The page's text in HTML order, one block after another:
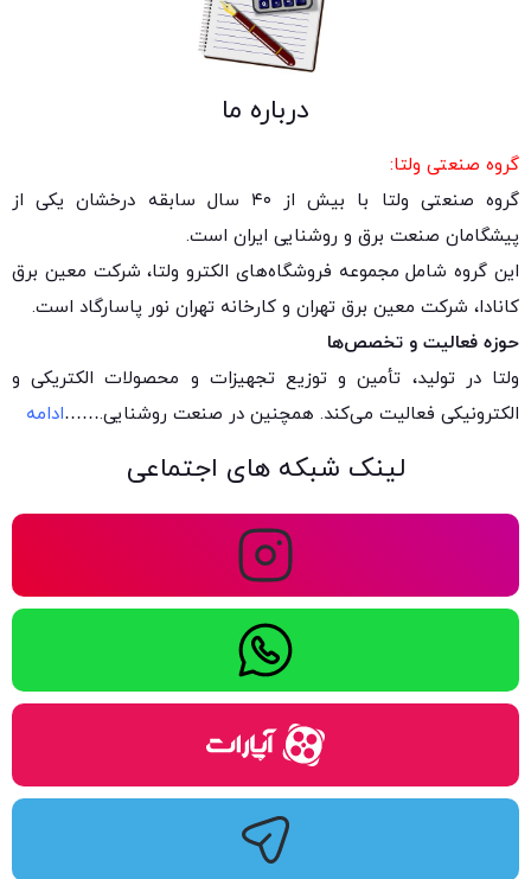
درباره ما
گروه صنعتی ولتا:
گروه صنعتی ولتا با بیش از ۴۰ سال سابقه درخشان یکی از
پیشگامان صنعت برق و روشنایی ایران است.
این گروه شامل مجموعه فروشگاه‌های الکترو ولتا، شرکت معین برق
کانادا، شرکت معین برق تهران و کارخانه تهران نور پاسارگاد است.
حوزه فعالیت و تخصص‌ها
ولتا در تولید، تأمین و توزیع تجهیزات و محصولات الکتریکی و
الکترونیکی فعالیت می‌کند. همچنین در صنعت روشنایی.……ادامه
لینک شبکه های اجتماعی